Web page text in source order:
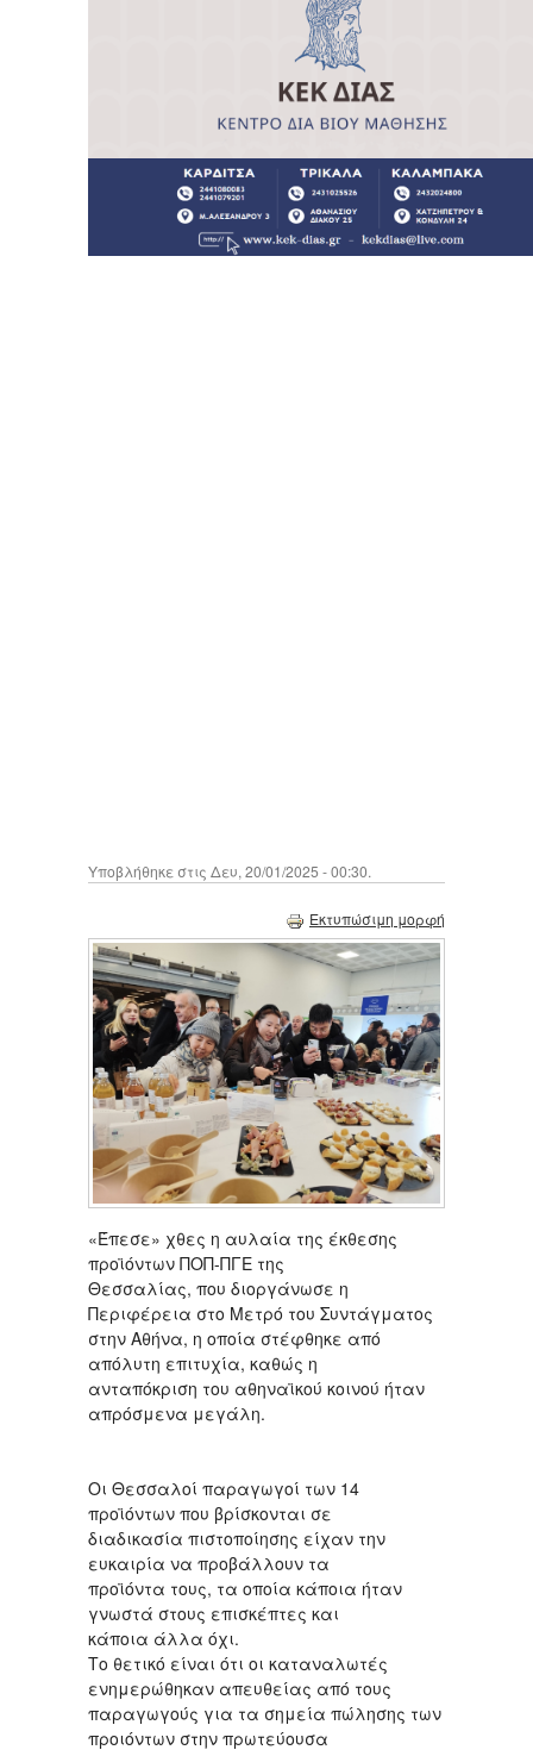
Υποβλήθηκε στις Δευ, 20/01/2025 - 00:30.
Εκτυπώσιμη μορφή
«Έπεσε» χθες η αυλαία της έκθεσης
προϊόντων ΠΟΠ-ΠΓΕ της
Θεσσαλίας, που διοργάνωσε η
Περιφέρεια στο Μετρό του Συντάγματος
στην Αθήνα, η οποία στέφθηκε από
απόλυτη επιτυχία, καθώς η
ανταπόκριση του αθηναϊκού κοινού ήταν
απρόσμενα μεγάλη.
Οι Θεσσαλοί παραγωγοί των 14
προϊόντων που βρίσκονται σε
διαδικασία πιστοποίησης είχαν την
ευκαιρία να προβάλλουν τα
προϊόντα τους, τα οποία κάποια ήταν
γνωστά στους επισκέπτες και
κάποια άλλα όχι.
Το θετικό είναι ότι οι καταναλωτές
ενημερώθηκαν απευθείας από τους
παραγωγούς για τα σημεία πώλησης των
προιόντων στην πρωτεύουσα